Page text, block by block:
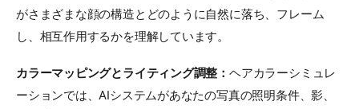
がさまざまな顔の構造とどのように自然に落ち、フレーム
し、相互作用するかを理解しています。
カラーマッピングとライティング調整：ヘアカラーシミュレ
ーションでは、AIシステムがあなたの写真の照明条件、影、